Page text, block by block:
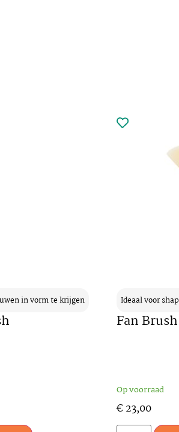
in vorm te krijgen Ideaal voor
Fan Brush
Op voorraad
€ 23,00